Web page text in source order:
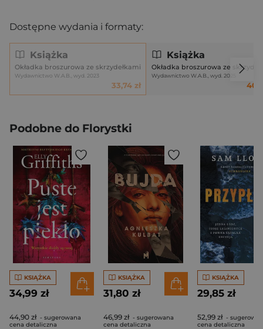
Dostępne wydania i formaty:
Książka
Okładka broszurowa ze skrzydełkami
Wydawnictwo W.A.B., wyd. 2023
33,74 zł
Książka
Okładka broszurowa ze
Wydawnictwo W.A.B., wyd. 2025
Podobne do Florystki
KSIĄŻKA
34,99 zł
44,90 zł - sugerowana
cena detaliczna
KSIĄŻKA
31,80 zł
46,99 zł - sugerowana
cena detaliczna
KSIĄŻKA
29,85 zł
52,99 zł -
cena detaliczna